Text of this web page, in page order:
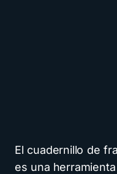
El cuadernillo de
es una